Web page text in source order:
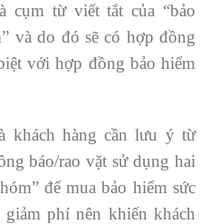
cụm từ viết tắt của “bảo
và do đó sẽ có hợp đồng
với hợp đồng bảo hiểm
khách hàng cần lưu ý từ
báo/rao vặt sử dụng hai
để mua bảo hiểm sức
phí nên khiến khách